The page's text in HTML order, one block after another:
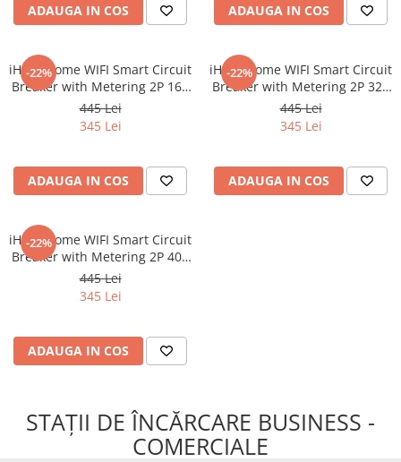
ADAUGA IN COS ADAUGA IN COS
-22%
iHunt Home WIFI Smart Circuit
Breaker with Metering 2P 16A
- Siguranta automata
inteligenta cu contorizare
445 Lei
345 Lei
ADAUGA IN COS
-22%
iHunt Home WIFI Smart Circuit
Breaker with Metering 2P 32A
- Siguranta automata
inteligenta cu contorizare
445 Lei
345 Lei
ADAUGA IN COS
-22%
iHunt Home WIFI Smart Circuit
Breaker with Metering 2P 40A
- Siguranta automata
inteligenta cu contorizare
445 Lei
345 Lei
ADAUGA IN COS
STAȚII DE ÎNCĂRCARE BUSINESS -
COMERCIALE